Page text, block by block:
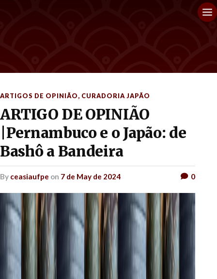
ARTIGOS DE OPINIÃO, CURADORIA JAPÃO
ARTIGO DE OPINIÃO
|Pernambuco e o Japão: de
Bashô a Bandeira
by ceasiaufpe on 7 de May de 2024 0